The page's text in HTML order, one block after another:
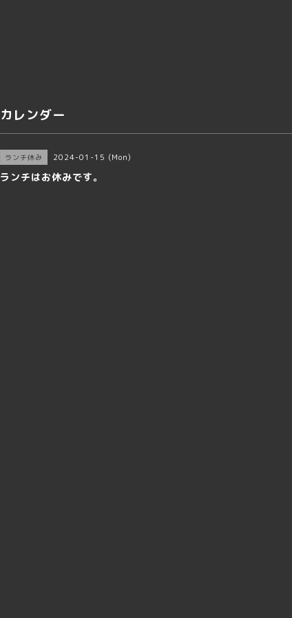
カレンダー
ランチ休み 2024-01-15 (Mon)
ランチはお休みです。